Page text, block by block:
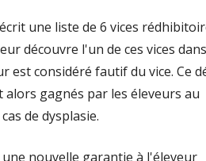
une liste de 6 vices
découvre l'un de ces vices
est considéré fautif du vice. Ce
gagnés par les éleveurs au
de dysplasie.
nouvelle garantie à l'éleveur